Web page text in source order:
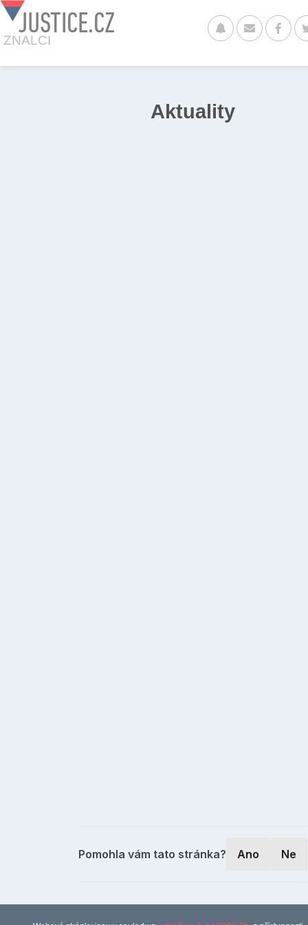
JUSTICE.CZ
ZNALCI
Aktuality
Pomohla vám tato stránka? Ano Ne